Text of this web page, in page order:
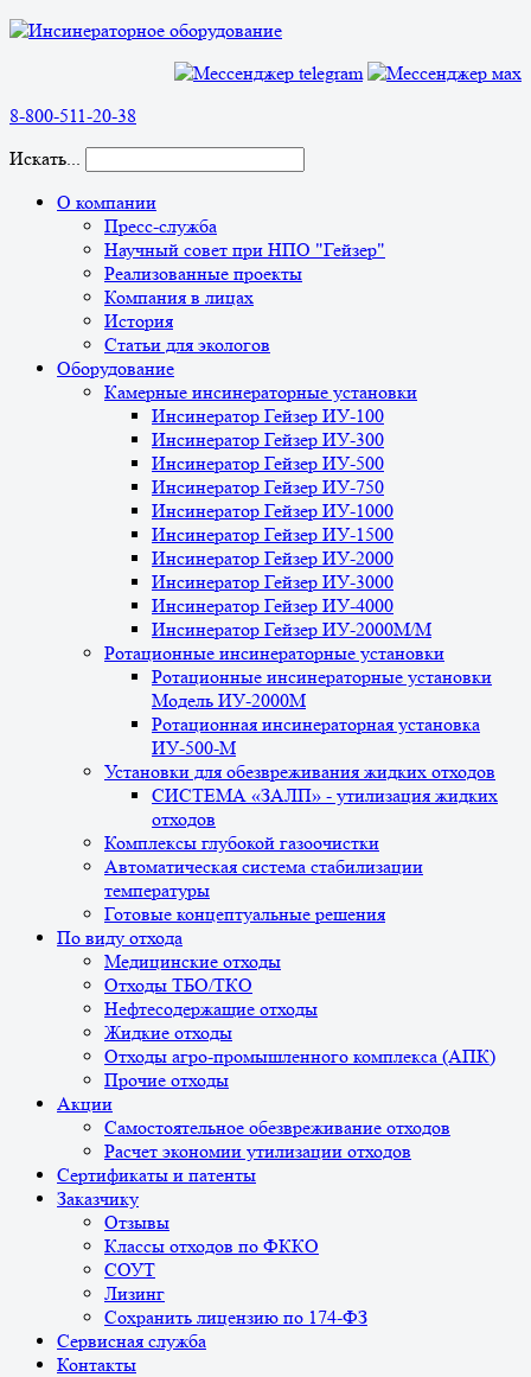
8-800-511-20-38
Искать...
О компании
Пресс-служба
Научный совет при НПО "Гейзер"
Реализованные проекты
Компания в лицах
История
Статьи для экологов
Оборудование
Камерные инсинераторные установки
Инсинератор Гейзер ИУ-100
Инсинератор Гейзер ИУ-300
Инсинератор Гейзер ИУ-500
Инсинератор Гейзер ИУ-750
Инсинератор Гейзер ИУ-1000
Инсинератор Гейзер ИУ-1500
Инсинератор Гейзер ИУ-2000
Инсинератор Гейзер ИУ-3000
Инсинератор Гейзер ИУ-4000
Инсинератор Гейзер ИУ-2000М/М
Ротационные инсинераторные установки
Ротационные инсинераторные установки
Модель ИУ-2000М
Ротационная инсинераторная установка
ИУ-500-М
Установки для обезвреживания жидких отходов
СИСТЕМА «ЗАЛП» - утилизация жидких
отходов
Комплексы глубокой газоочистки
Автоматическая система стабилизации
температуры
Готовые концептуальные решения
По виду отхода
Медицинские отходы
Отходы ТБО/ТКО
Нефтесодержащие отходы
Жидкие отходы
Отходы агро-промышленного комплекса (АПК)
Прочие отходы
Акции
Самостоятельное обезвреживание отходов
Расчет экономии утилизации отходов
Сертификаты и патенты
Заказчику
Отзывы
Классы отходов по ФККО
СОУТ
Лизинг
Сохранить лицензию по 174-ФЗ
Сервисная служба
Контакты